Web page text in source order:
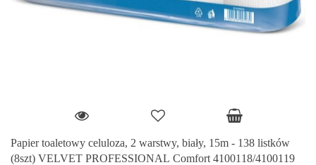
Papier toaletowy celuloza, 2 warstwy, biały, 15m - 138 listków
(8szt) VELVET PROFESSIONAL Comfort 4100118/4100119